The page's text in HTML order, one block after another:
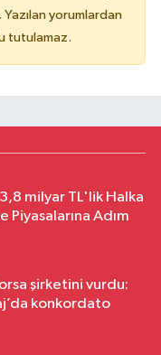
yorumlardan
tutulamaz.
milyar TL'lik Halka
Piyasalarına Adım
şirketini vurdu:
konkordato